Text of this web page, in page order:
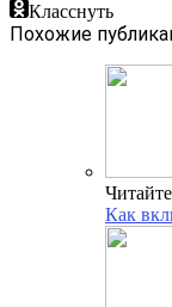
Класснуть
Похожие
Как